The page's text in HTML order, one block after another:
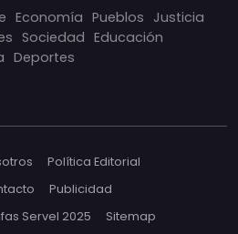
Economía Pueblos Justicia
Sociedad Educación
Deportes
Política Editorial
Publicidad
Servel 2025
Sitemap